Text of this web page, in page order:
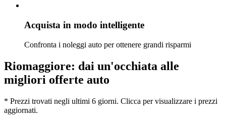
Acquista in modo intelligente
Confronta i noleggi auto per ottenere grandi risparmi
Riomaggiore: dai un'occhiata alle
migliori offerte auto
* Prezzi trovati negli ultimi 6 giorni. Clicca per visualizzare i prezzi
aggiornati.